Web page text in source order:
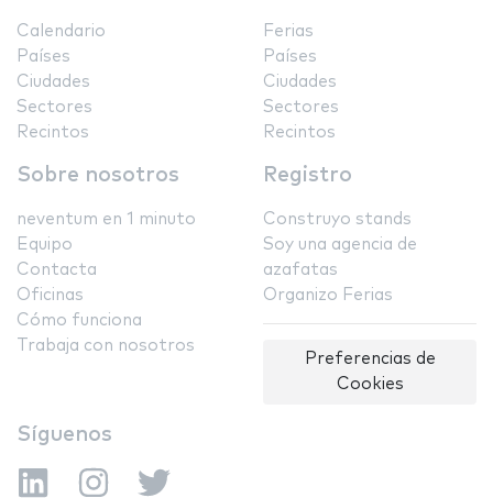
Calendario
Países
Ciudades
Sectores
Recintos
Ferias
Países
Ciudades
Sectores
Recintos
Sobre nosotros
neventum en 1 minuto
Equipo
Contacta
Oficinas
Cómo funciona
Trabaja con nosotros
Registro
Construyo stands
Soy una agencia de
azafatas
Organizo Ferias
Preferencias de
Cookies
Síguenos